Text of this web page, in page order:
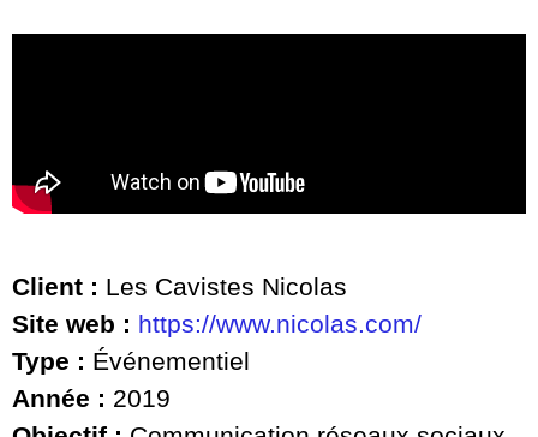
Client : Les Cavistes Nicolas
Site web : https://www.nicolas.com/
Type : Événementiel
Année : 2019